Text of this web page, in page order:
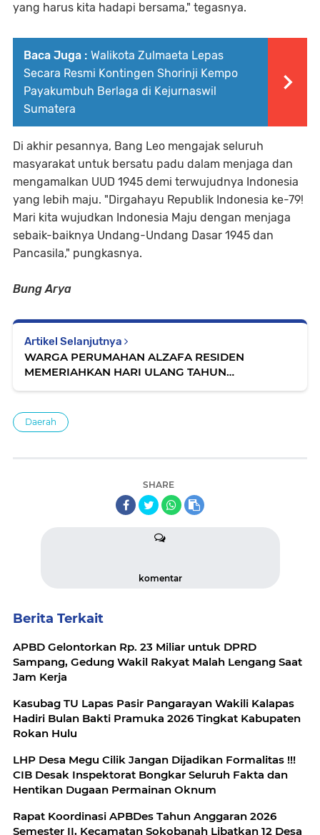
yang harus kita hadapi bersama," tegasnya.
Baca Juga : Walikota Zulmaeta Lepas
Secara Resmi Kontingen Shorinji Kempo
Payakumbuh Berlaga di Kejurnaswil
Sumatera
Di akhir pesannya, Bang Leo mengajak seluruh
masyarakat untuk bersatu padu dalam menjaga dan
mengamalkan UUD 1945 demi terwujudnya Indonesia
yang lebih maju. "Dirgahayu Republik Indonesia ke-79!
Mari kita wujudkan Indonesia Maju dengan menjaga
sebaik-baiknya Undang-Undang Dasar 1945 dan
Pancasila," pungkasnya.
Bung Arya
Artikel Selanjutnya
WARGA PERUMAHAN ALZAFA RESIDEN
MEMERIAHKAN HARI ULANG TAHUN
Daerah
SHARE
komentar
Berita Terkait
APBD Gelontorkan Rp. 23 Miliar untuk DPRD
Sampang, Gedung Wakil Rakyat Malah Lengang Saat
Jam Kerja
Kasubag TU Lapas Pasir Pangarayan Wakili Kalapas
Hadiri Bulan Bakti Pramuka 2026 Tingkat Kabupaten
Rokan Hulu
LHP Desa Megu Cilik Jangan Dijadikan Formalitas !!!
CIB Desak Inspektorat Bongkar Seluruh Fakta dan
Hentikan Dugaan Permainan Oknum
Rapat Koordinasi APBDes Tahun Anggaran 2026
Semester II, Kecamatan Sokobanah Libatkan 12 Desa